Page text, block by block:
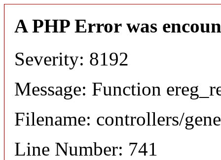
A PHP Error was
Severity: 8192
Message: Function
Filename: controllers/
Line Number: 741